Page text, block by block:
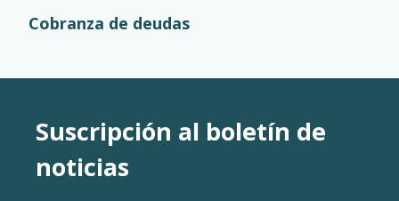
Cobranza de deudas
Suscripción al boletín de
noticias